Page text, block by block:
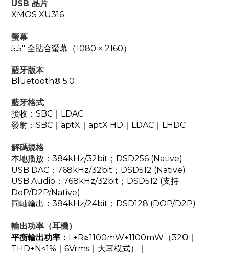
USB 晶片
XMOS XU316
螢幕
5.5" 全貼合螢幕（1080 × 2160）
藍牙版本
Bluetooth® 5.0
藍牙格式
接收：SBC｜LDAC
發射：SBC｜aptX｜aptX HD｜LDAC｜LHDC
解碼規格
本地播放：384kHz/32bit；DSD256 (Native)
USB DAC：768kHz/32bit；DSD512 (Native)
USB Audio：768kHz/32bit；DSD512 (支持
DoP/D2P/Native)
同軸輸出：384kHz/24bit；DSD128 (DOP/D2P)
輸出功率（耳機）
平衡輸出功率： L+R≥1100mW+1100mW（32Ω｜
THD+N<1%｜6Vrms｜大耳模式）｜